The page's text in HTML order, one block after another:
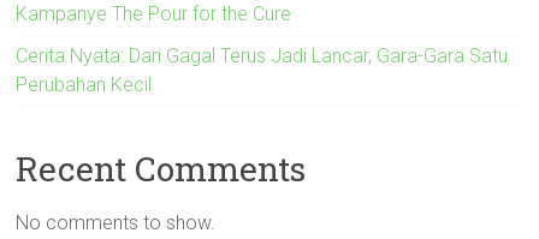
Kampanye The Pour for the Cure
Cerita Nyata: Dari Gagal Terus Jadi Lancar, Gara-Gara Satu
Perubahan Kecil
Recent Comments
No comments to show.